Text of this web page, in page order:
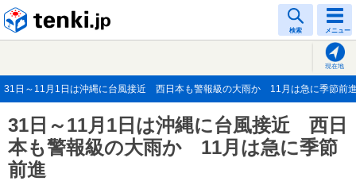
検索 メニュー
現在地
31日～11月1日は沖縄に台風接近 西日本も警報級の大雨か 11月は急に季節前
31日～11月1日は沖縄に台風接近 西日
本も警報級の大雨か 11月は急に季節
前進